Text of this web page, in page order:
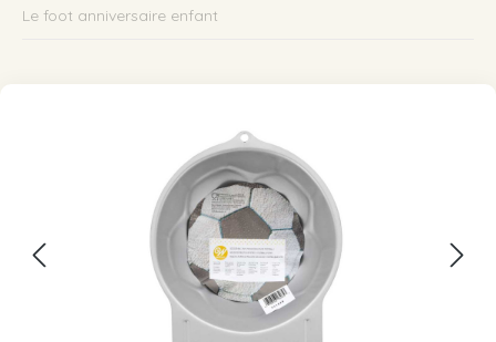
Le foot anniversaire enfant
Ignorer la galerie d'images